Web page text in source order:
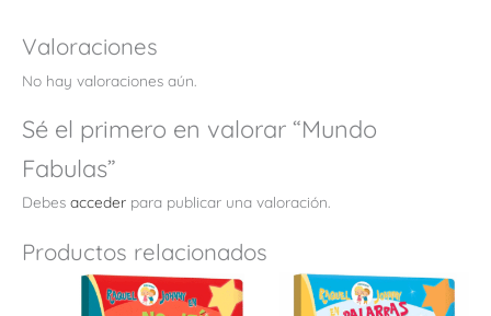
Valoraciones
No hay valoraciones aún.
Sé el primero en valorar “Mundo
Fabulas”
Debes acceder para publicar una valoración.
Productos relacionados